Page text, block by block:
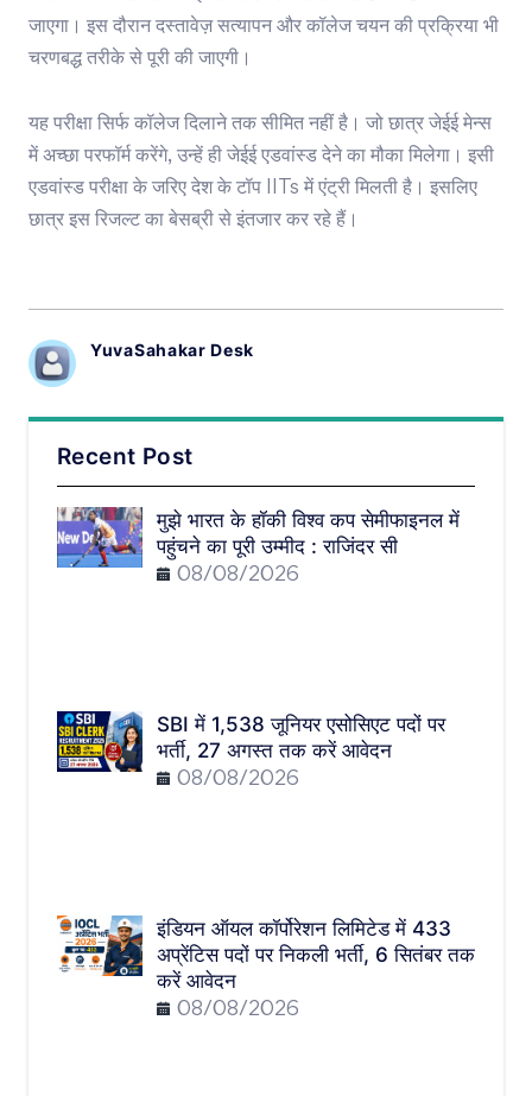
जाएगा। इस दौरान दस्तावेज़ सत्यापन और कॉलेज चयन की प्रक्रिया भी
चरणबद्ध तरीके से पूरी की जाएगी।
यह परीक्षा सिर्फ कॉलेज दिलाने तक सीमित नहीं है। जो छात्र जेईई मेन्स
में अच्छा परफॉर्म करेंगे, उन्हें ही जेईई एडवांस्ड देने का मौका मिलेगा। इसी
एडवांस्ड परीक्षा के जरिए देश के टॉप IITs में एंट्री मिलती है। इसलिए
छात्र इस रिजल्ट का बेसब्री से इंतजार कर रहे हैं।
YuvaSahakar Desk
Recent Post
मुझे भारत के हॉकी विश्व कप सेमीफाइनल में
पहुंचने का पूरी उम्मीद : राजिंदर सी
08/08/2026
SBI में 1,538 जूनियर एसोसिएट पदों पर
भर्ती, 27 अगस्त तक करें आवेदन
08/08/2026
इंडियन ऑयल कॉर्पोरेशन लिमिटेड में 433
अप्रेंटिस पदों पर निकली भर्ती, 6 सितंबर तक
करें आवेदन
08/08/2026